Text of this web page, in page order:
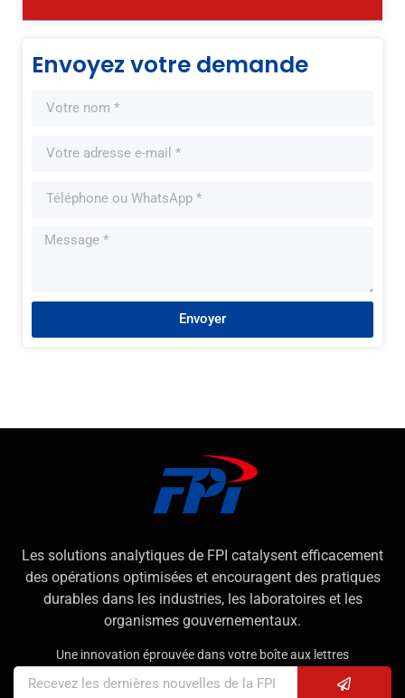
Envoyez votre demande
Envoyer
Les solutions analytiques de FPI catalysent efficacement
des opérations optimisées et encouragent des pratiques
durables dans les industries, les laboratoires et les
organismes gouvernementaux.
Une innovation éprouvée dans votre boîte aux lettres